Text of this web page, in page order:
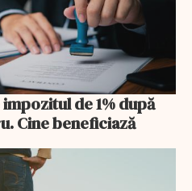
de 1% după
Cine beneficiază